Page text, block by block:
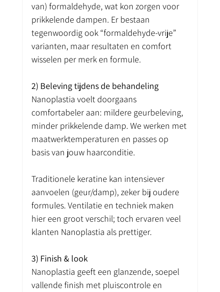
van) formaldehyde, wat kon zorgen voor
prikkelende dampen. Er bestaan
tegenwoordig ook “formaldehyde-vrije”
varianten, maar resultaten en comfort
wisselen per merk en formule.
2) Beleving tijdens de behandeling
Nanoplastia voelt doorgaans
comfortabeler aan: mildere geurbeleving,
minder prikkelende damp. We werken met
maatwerktemperaturen en passes op
basis van jouw haarconditie.
Traditionele keratine kan intensiever
aanvoelen (geur/damp), zeker bij oudere
formules. Ventilatie en techniek maken
hier een groot verschil; toch ervaren veel
klanten Nanoplastia als prettiger.
3) Finish & look
Nanoplastia geeft een glanzende, soepel
vallende finish met pluiscontrole en